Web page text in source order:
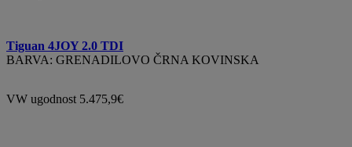
Tiguan 4JOY 2.0 TDI
BARVA: GRENADILOVO ČRNA KOVINSKA
VW ugodnost 5.475,9€